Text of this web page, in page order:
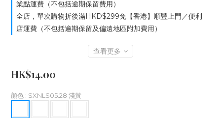
業點運費（不包括逾期保留費用）
全店，單次購物折後滿HKD$299免【香港】順豐上門／便利
店運費（不包括逾期保留及偏遠地區附加費用）
查看更多
HK$14.00
顏色 : SXNLS05.28 淺黃